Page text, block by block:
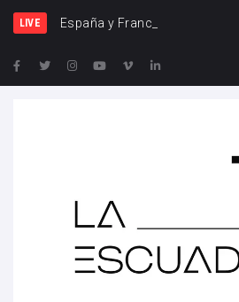
LIVE España y Francia, una rivalidad